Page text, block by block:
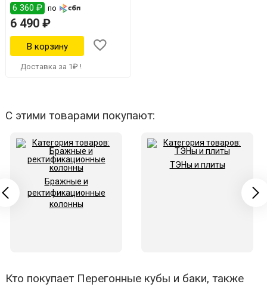
6 360 ₽ по
6 490 ₽
Доставка за 1₽ !
С этими товарами покупают:
Бражные и
ректификационные
колонны
ТЭНы и плиты
Кто покупает Перегонные кубы и баки, также